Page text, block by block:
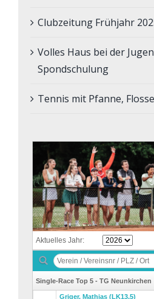
Clubzeitung Frühjahr
Volles Haus bei der
Spondschulung
Tennis mit Pfanne,